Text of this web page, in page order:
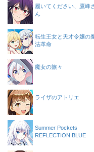
履いてください、鷹峰
ん
転生王女と天才令嬢の
法革命
魔女の旅々
ライザのアトリエ
Summer Pockets
REFLECTION BLUE